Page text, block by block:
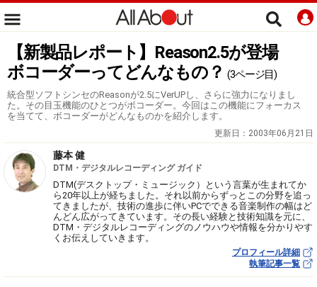
【新製品レポート】Reason2.5が登場
ボコーダーってどんなもの？ (3ページ目)
統合型ソフトシンセのReasonが2.5にVerUPし、さらに強力になりまし
た。その目玉機能のひとつがボコーダー。今回はこの機能にフォーカス
を当てて、ボコーダーがどんなものかを紹介します。
更新日： 2003年06月21日
藤本 健
DTM・デジタルレコーディング ガイド
DTM(デスクトップ・ミュージック）という言葉が生まれてか
ら20年以上が経ちました。それ以前からずっとこの分野を追っ
てきましたが、技術の進歩に伴いPCでできる音楽制作の幅はど
んどん広がってきています。その長い経験と技術知識を元に、
DTM・デジタルレコーディングのノウハウや情報を分かりやす
くお伝えしていきます。
プロフィール詳細
執筆記事一覧